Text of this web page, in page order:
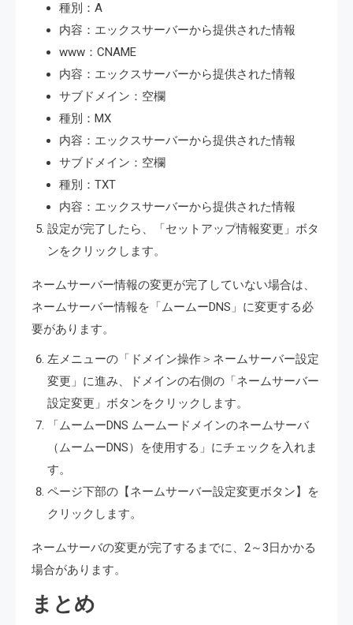
種別：A
内容：エックスサーバーから提供された情報
www：CNAME
内容：エックスサーバーから提供された情報
サブドメイン：空欄
種別：MX
内容：エックスサーバーから提供された情報
サブドメイン：空欄
種別：TXT
内容：エックスサーバーから提供された情報
設定が完了したら、「セットアップ情報変更」ボタ
ンをクリックします。
ネームサーバー情報の変更が完了していない場合は、
ネームサーバー情報を「ムームーDNS」に変更する必
要があります。
左メニューの「ドメイン操作＞ネームサーバー設定
変更」に進み、ドメインの右側の「ネームサーバー
設定変更」ボタンをクリックします。
「ムームーDNS ムームードメインのネームサーバ
（ムームーDNS）を使用する」にチェックを入れま
す。
ページ下部の【ネームサーバー設定変更ボタン】を
クリックします。
ネームサーバの変更が完了するまでに、2～3日かかる
場合があります。
まとめ